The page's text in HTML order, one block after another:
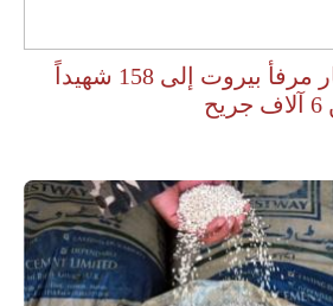
ارتفاع ضحايا انفجار مرفأ بيروت إلى 158 شهيداً